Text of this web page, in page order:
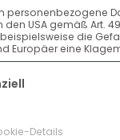
18.
personenbezogene
USA gemäß Art.
die
Europäer eine
der
Details